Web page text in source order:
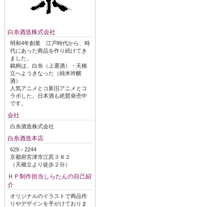
白糸酒造株式会社
明和4年創業 江戸時代から、時
代にあった商品を作り続けてき
ました。
銘柄は、白糸（上選酒）・天橋
立へようきなった（純米吟醸
酒）
人気アニメとコ新旧アニメとコ
ラボした、日本酒も絶賛発売中
です。
会社
白糸酒造株式会社
白糸酒造本店
629－2244
京都府宮津市江尻３８２
（天橋立より徒歩２分）
ＨＰ制作担当しらたんの自己紹
介
オリジナルのイラストで商品作
りやデザインを手がけておりま